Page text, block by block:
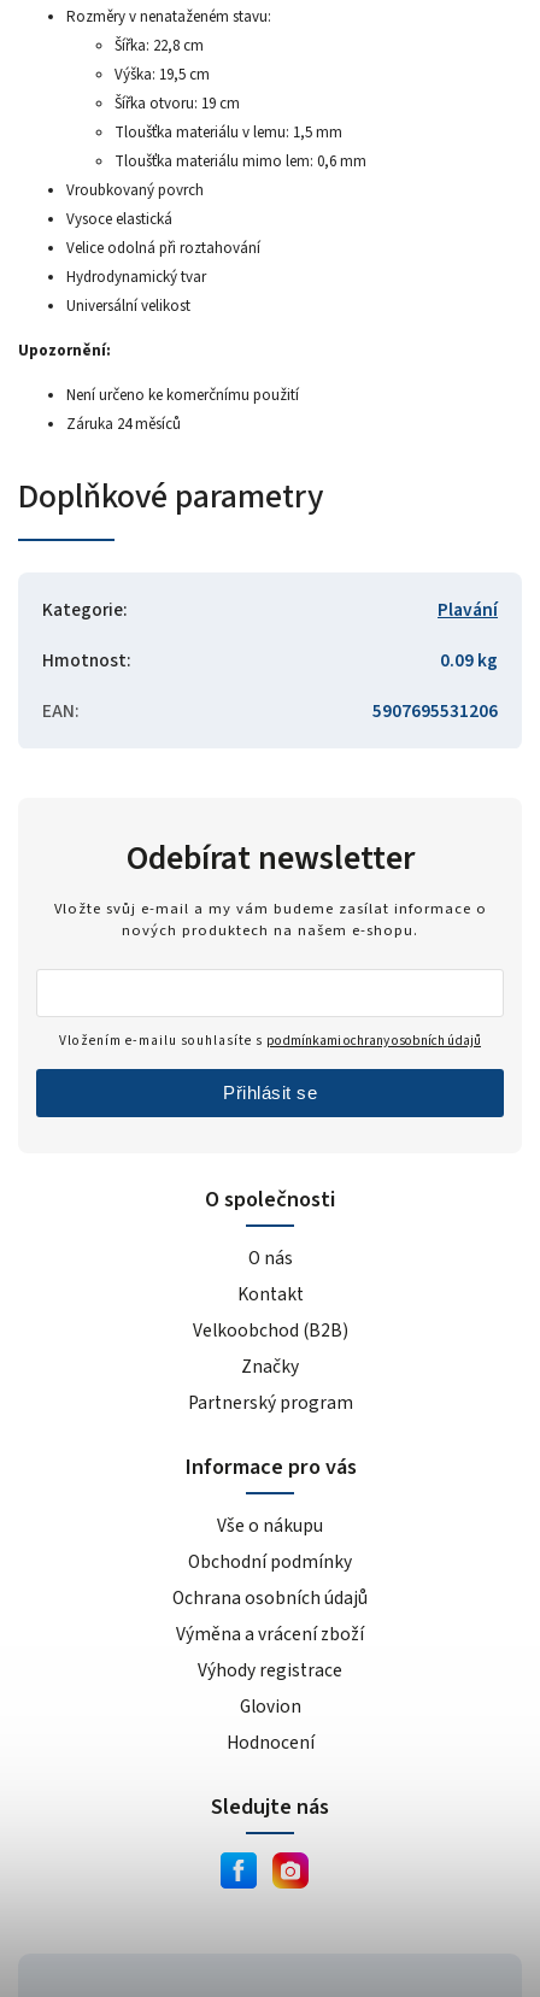
Rozměry v nenataženém stavu:
Šířka: 22,8 cm
Výška: 19,5 cm
Šířka otvoru: 19 cm
Tloušťka materiálu v lemu: 1,5 mm
Tloušťka materiálu mimo lem: 0,6 mm
Vroubkovaný povrch
Vysoce elastická
Velice odolná při roztahování
Hydrodynamický tvar
Universální velikost
Upozornění:
Není určeno ke komerčnímu použití
Záruka 24 měsíců
Doplňkové parametry
Kategorie:
Plavání
Hmotnost:
0.09 kg
EAN: 5907695531206
O společnosti
O nás
Kontakt
Velkoobchod (B2B)
Značky
Partnerský program
Informace pro vás
Vše o nákupu
Obchodní podmínky
Ochrana osobních údajů
Výměna a vrácení zboží
Výhody registrace
Glovion
Hodnocení
Odebírat newsletter
Vložte svůj e-mail a my vám budeme zasílat informace o
nových produktech na našem e-shopu.
Vložením e-mailu souhlasíte s podmínkami ochrany osobních údajů
Přihlásit se
Sledujte nás